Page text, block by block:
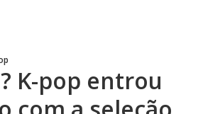
K-pop entrou